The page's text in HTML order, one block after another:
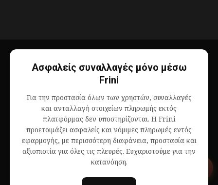
Ασφαλείς συναλλαγές μόνο μέσω
Frini
Για την προστασία όλων των χρηστών, συναλλαγές
και ανταλλαγή στοιχείων πληρωμής εκτός
πλατφόρμας δεν υποστηρίζονται. Η Frini
προετοιμάζει ασφαλείς και νόμιμες πληρωμές εντός
εφαρμογής, με περισσότερη διαφάνεια, προστασία και
αξιοπιστία για όλες τις πλευρές. Ευχαριστούμε για την
κατανόηση.